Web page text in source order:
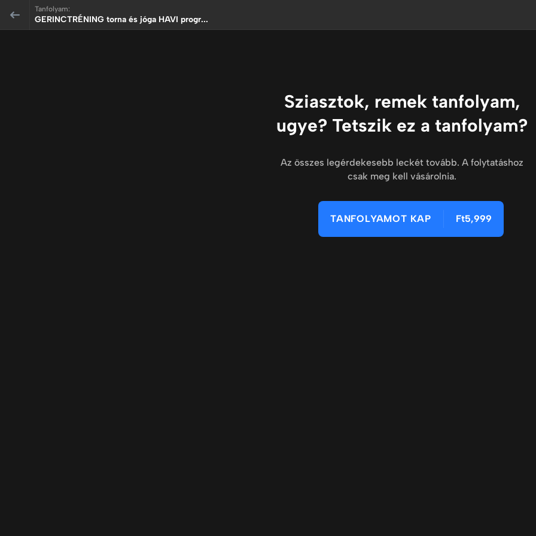
Tanfolyam:
GERINCTRÉNING torna és jóga HAVI progr...
Sziasztok, remek tanfolyam,
ugye? Tetszik ez a tanfolyam?
Az összes legérdekesebb leckét tovább. A folytatáshoz
csak meg kell vásárolnia.
TANFOLYAMOT KAP Ft5,999